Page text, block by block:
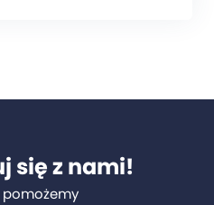
się z nami!